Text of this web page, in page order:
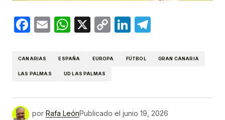
Facebook
EmailWhatsApp
X
CopyLinkedIn
CANARIAS ESPAÑA EUROPA FÚTBOL GRAN CANARIA
LAS PALMAS UD LAS PALMAS
por Rafa LeónPublicado el junio 19, 2026